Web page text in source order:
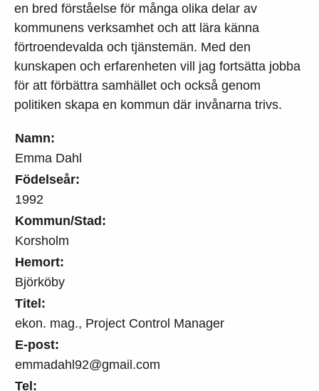
Namn:
Emma Dahl
Födelseår:
1992
Kommun/Stad:
Korsholm
Hemort:
Björköby
Titel:
ekon. mag., Project Control Manager
E-post:
emmadahl92@gmail.com
Tel:
en bred förståelse för många olika delar av
kommunens verksamhet och att lära känna
förtroendevalda och tjänstemän. Med den
kunskapen och erfarenheten vill jag fortsätta jobba
för att förbättra samhället och också genom
politiken skapa en kommun där invånarna trivs.